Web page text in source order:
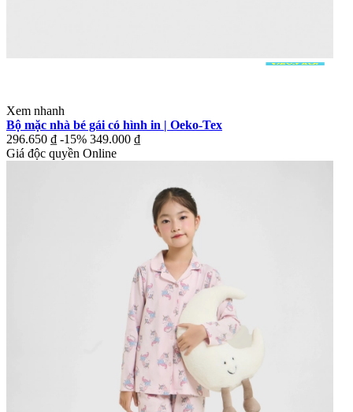
Xem nhanh
Bộ mặc nhà bé gái có hình in | Oeko-Tex
296.650 ₫ -15% 349.000 ₫
Giá độc quyền Online